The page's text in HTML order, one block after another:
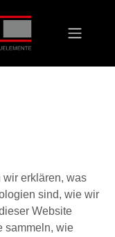
erklären, was
sind, wie wir
Website
sammeln, wie